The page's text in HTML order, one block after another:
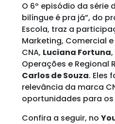
O 6º episódio da série
bilíngue é pra já”, do
Escola, traz a
Marketing, Comercial
CNA, Luciana Fortuna
Operações e Regional
Carlos de Souza. Eles
relevância da marca
oportunidades para
Confira a seguir, no